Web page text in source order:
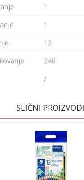
1
1
12
240
/
SLIČNI PROIZVODI